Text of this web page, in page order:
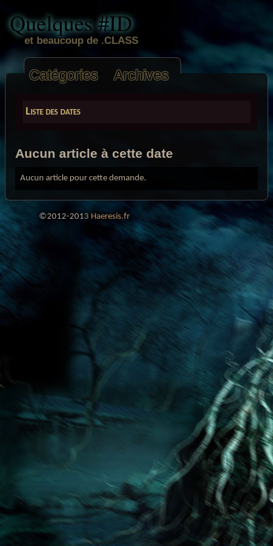
Liste des dates
Aucun article à cette date
Aucun article pour cette demande.
Quelques #ID
et beaucoup de .CLASS
Catégories Archives
©2012-2013 Haeresis.fr